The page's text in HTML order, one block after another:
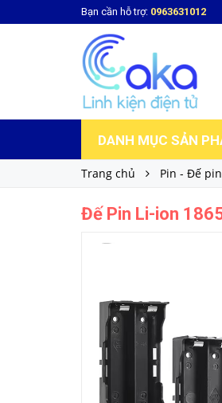
Bạn cần hỗ trợ: 0963631012
DANH MỤC SẢN
Trang chủ Pin - Đế pin
Đế Pin Li-ion
Đế Pin Li-ion